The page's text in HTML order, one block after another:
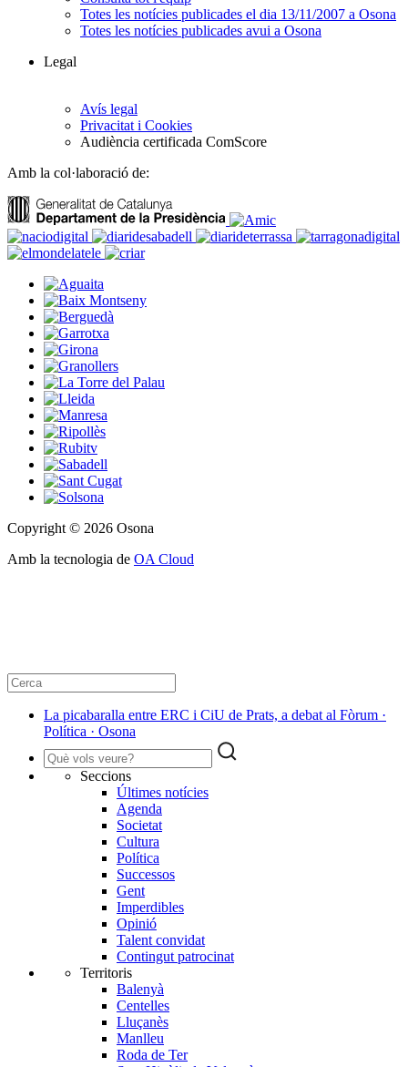
Totes les notícies publicades el dia 13/11/2007 a Osona
Totes les notícies publicades avui a Osona
Legal
Avís legal
Privacitat i Cookies
Audiència certificada ComScore
Amb la col·laboració de:
Copyright © 2026 Osona
Amb la tecnologia de OA Cloud
La picabaralla entre ERC i CiU de Prats, a debat al Fòrum ·
Política · Osona
Seccions
Últimes notícies
Agenda
Societat
Cultura
Política
Successos
Gent
Imperdibles
Opinió
Talent convidat
Contingut patrocinat
Territoris
Balenyà
Centelles
Lluçanès
Manlleu
Roda de Ter